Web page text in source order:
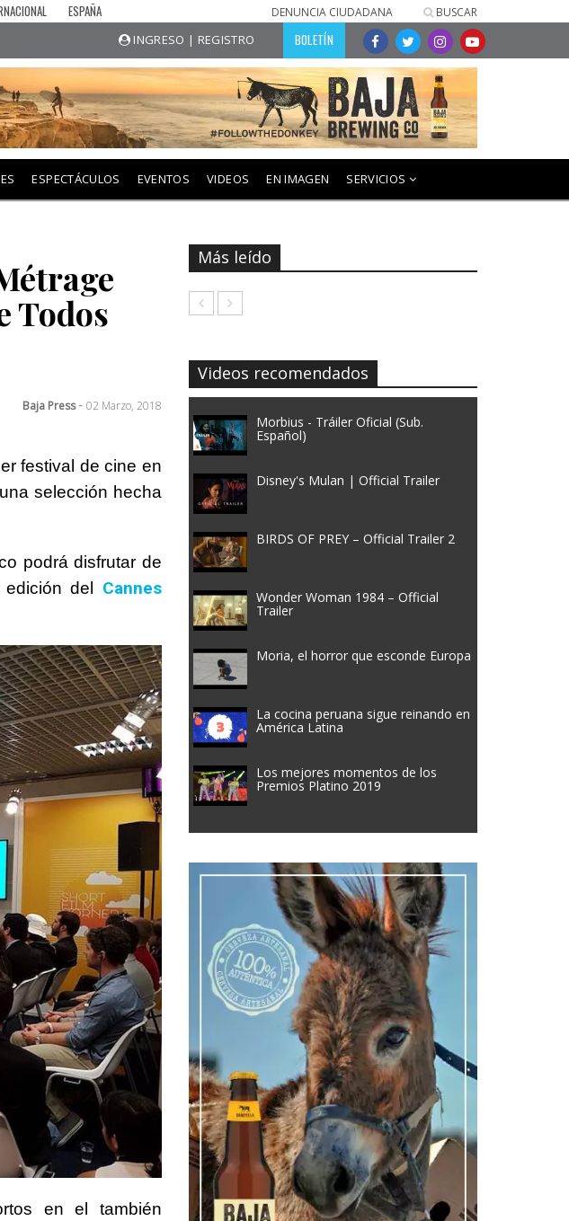
ESPAÑA DENUNCIA CIUDADANA BUSCAR
INGRESO | REGISTRO BOLETÍN
ESPECTÁCULOS EVENTOS VIDEOS EN IMAGEN SERVICIOS
Todos
Baja Press- 02 Marzo, 2018
festival de cine en
selección hecha
podrá disfrutar de
del Cannes
en el también
Más leído
Videos recomendados
Morbius - Tráiler Oficial (Sub.
Español)
Disney's Mulan | Official Trailer
BIRDS OF PREY – Official Trailer 2
Wonder Woman 1984 – Official
Trailer
Moria, el horror que esconde Europa
La cocina peruana sigue reinando en
América Latina
Los mejores momentos de los
Premios Platino 2019